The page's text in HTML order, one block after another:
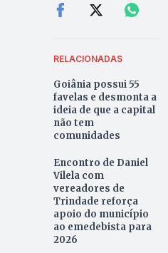
RELACIONADAS
Goiânia possui 55
favelas e desmonta a
ideia de que a capital
não tem
comunidades
Encontro de Daniel
Vilela com
vereadores de
Trindade reforça
apoio do município
ao emedebista para
2026